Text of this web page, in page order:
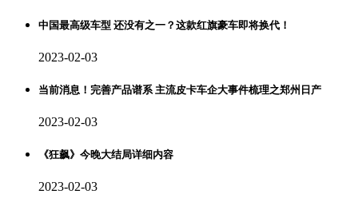
中国最高级车型 还没有之一？这款红旗豪车即将换代！
2023-02-03
当前消息！完善产品谱系 主流皮卡车企大事件梳理之郑州日产
2023-02-03
《狂飙》今晚大结局详细内容
2023-02-03